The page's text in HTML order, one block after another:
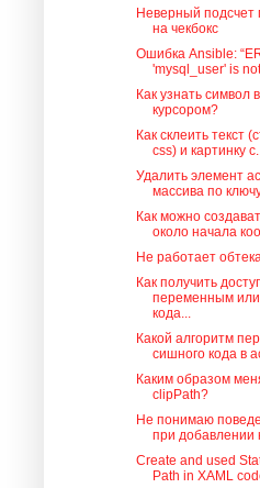
Неверный подсчет
на чекбокс
Ошибка Ansible:
'mysql_user' is not
Как узнать символ
курсором?
Как склеить текст
css) и картинку с...
Удалить элемент
массива по
Как можно
около начала
Не работает
Как получить
переменным
кода...
Какой алгоритм
сишного кода в
Каким образом
clipPath?
Не понимаю
при добавлении
Create and used
Path in XAML